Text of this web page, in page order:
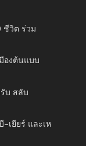
ชีวิต ร่วม
องต้นแบบ
บ สลับ
เยียร์ และเห